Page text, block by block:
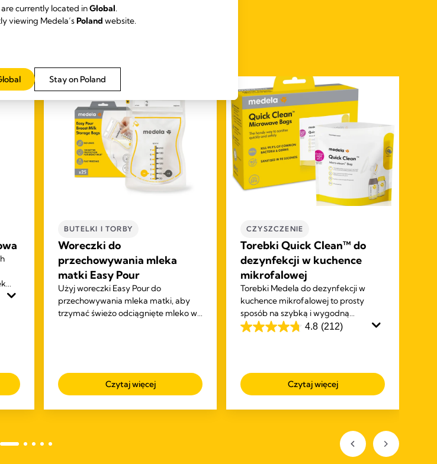
Bestsellers
BUTELKI I TORBY
Woreczki do
przechowywania mleka
matki Easy Pour
Użyj woreczki Easy Pour do
przechowywania mleka matki, aby
trzymać świeżo odciągnięte mleko w
Czytaj więcej
CZYSZCZENIE
Torebki Quick Clean™ do
dezynfekcji w kuchence
mikrofalowej
Torebki Medela do dezynfekcji w
kuchence mikrofalowej to prosty
sposób na szybką i wygodną
dezynfekcję akcesoriów do
4.8 (212)
4.8
gwiazdek.
212
Czytaj więcej
currently located inGlobal.
viewing Medela’sPoland website.
Stay on Poland